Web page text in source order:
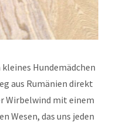
Hundemädchen
aus Rumänien direkt
Wirbelwind mit einem
Wesen, das uns jeden